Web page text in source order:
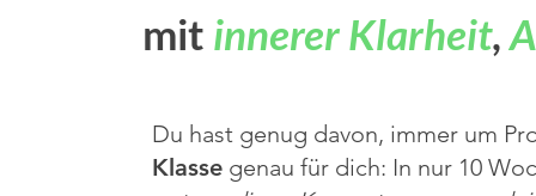
mit innerer Klarheit,
Du hast genug davon, immer um
Klasse genau für dich: In nur 10